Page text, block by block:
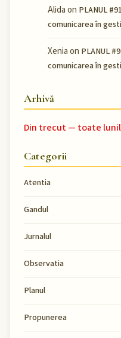
Alidaon PLANUL
comunicarea în
Xeniaon PLANUL
comunicarea în
Arhivă
Din trecut — toate
Categorii
Atentia
Gandul
Jurnalul
Observatia
Planul
Propunerea